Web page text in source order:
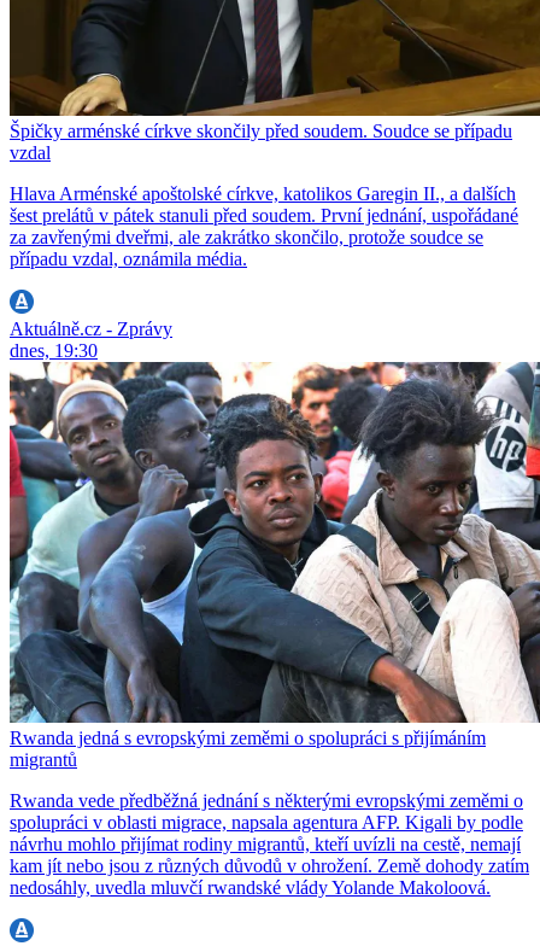
Špičky arménské církve skončily před soudem. Soudce se případu
vzdal
Hlava Arménské apoštolské církve, katolikos Garegin II., a dalších
šest prelátů v pátek stanuli před soudem. První jednání, uspořádané
za zavřenými dveřmi, ale zakrátko skončilo, protože soudce se
případu vzdal, oznámila média.
Aktuálně.cz - Zprávy
dnes, 19:30
Rwanda jedná s evropskými zeměmi o spolupráci s přijímáním
migrantů
Rwanda vede předběžná jednání s některými evropskými zeměmi o
spolupráci v oblasti migrace, napsala agentura AFP. Kigali by podle
návrhu mohlo přijímat rodiny migrantů, kteří uvízli na cestě, nemají
kam jít nebo jsou z různých důvodů v ohrožení. Země dohody zatím
nedosáhly, uvedla mluvčí rwandské vlády Yolande Makoloová.